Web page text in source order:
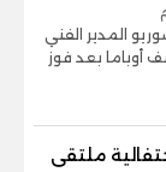
المدير الفني
أوباما بعد فوز
ملتقى